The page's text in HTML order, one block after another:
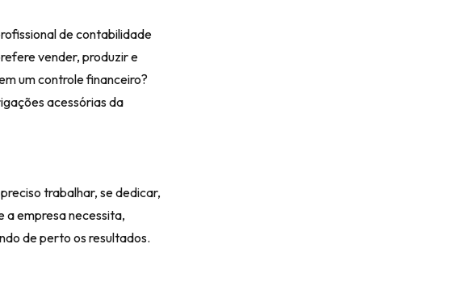
de contabilidade
vender, produzir e
um controle financeiro?
acessórias da
trabalhar, se dedicar,
a empresa necessita,
de perto os resultados.